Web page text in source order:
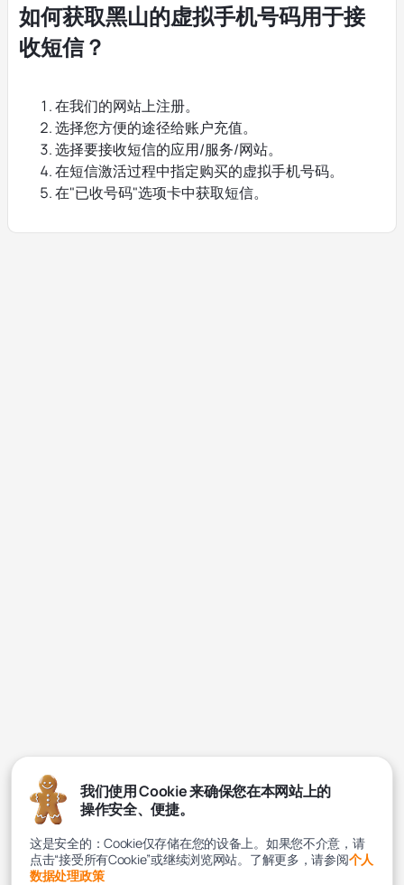
如何获取黑山的虚拟手机号码用于接
收短信？
在我们的网站上注册。
选择您方便的途径给账户充值。
选择要接收短信的应用/服务/网站。
在短信激活过程中指定购买的虚拟手机号码。
在"已收号码"选项卡中获取短信。
我们使用 Cookie 来确保您在本网站上的
操作安全、便捷。
这是安全的：Cookie仅存储在您的设备上。如果您不介意，请
点击“接受所有Cookie”或继续浏览网站。了解更多，请参阅个人
数据处理政策